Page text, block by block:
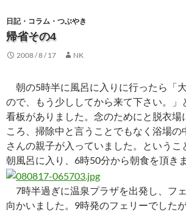
キ
ッ
日記・コラム・つぶやき
帰省その4
2008 / 8 / 17 NK
朝の5時半に風呂に入りに行ったら「
ので、もう少ししてから来て下さい。」
看板がありました。念のためにと脱衣場
ころ、掃除中と言うことでもなく浴場の
さんの親子が入っていました。というこ
朝風呂に入り、6時50分から朝食を頂きま
7時半過ぎに温泉プラザを出発し、フ
向かいました。9時発のフェリーでした